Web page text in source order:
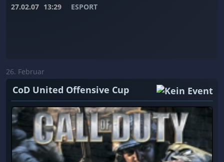
27.02.07 13:29 ESPORT
26. Februar
CoD United Offensive Cup